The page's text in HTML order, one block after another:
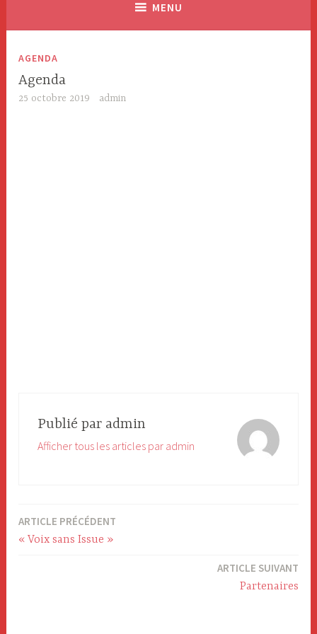
MENU
AGENDA
Agenda
25 octobre 2019 admin
Publié par admin
Afficher tous les articles par admin
Navigation
ARTICLE PRÉCÉDENT
« Voix sans Issue »
ARTICLE SUIVANT
Partenaires